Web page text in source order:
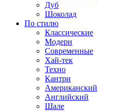
Дуб
Шоколад
По стилю
Классические
Модерн
Современные
Хай-тек
Техно
Кантри
Американский
Английский
Шале